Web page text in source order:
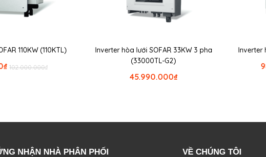
110KW (110KTL)
₫
102.000.000
₫
Inverter hòa lưới SOFAR 33KW 3 pha
(33000TL-G2)
₫
45.990.000
Inverter
NHẬN NHÀ PHÂN PHỐI VỀ CHÚNG TÔI